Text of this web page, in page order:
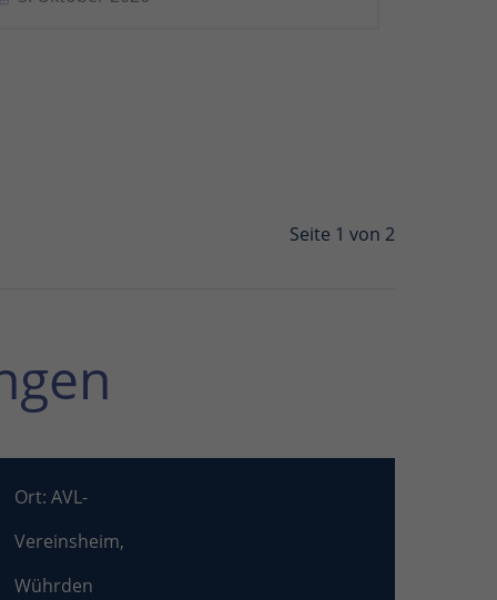
Seite 1 von 2
Ort: AVL-
Vereinsheim,
Wührden